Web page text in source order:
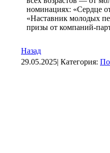
номинациях: «Сердце
«Наставник молодых
призы от компаний-
Назад
29.05.2025| Категория: